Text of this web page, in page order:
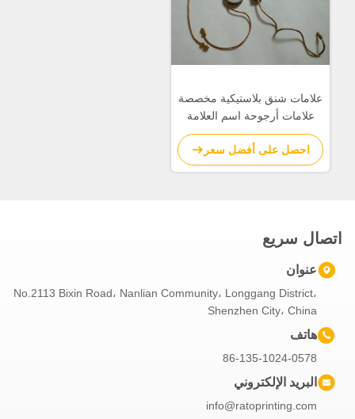
علامات شنق بلاستيكية مخصصة
علامات أرجوحة اسم العلامة
التجارية للملابس ذات نهايات
مزدوجة
احصل على أفضل سعر
اتصال سريع
عنوان
No.2113 Bixin Road، Nanlian Community، Longgang District،
Shenzhen City، China
هاتف
86-135-1024-0578
البريد الإلكتروني
info@ratoprinting.com